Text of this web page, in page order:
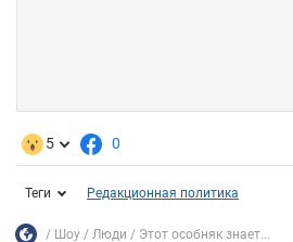
5 0
Теги Редакционная политика
Шоу Люди Этот особняк знает...